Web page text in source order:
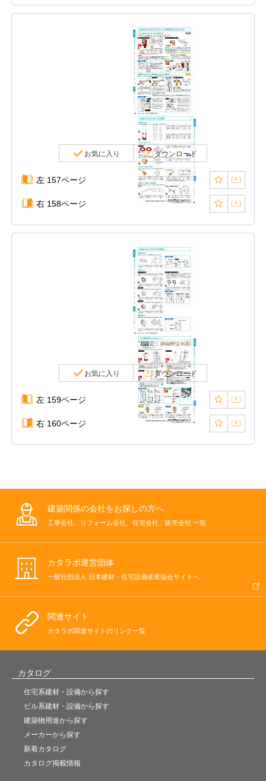
お気に入り ダウンロード
左 157ページ
右 158ページ
お気に入り ダウンロード
左 159ページ
右 160ページ
建築関係の会社をお探しの方へ
工事会社、リフォーム会社、住宅会社、販売会社 一覧
カタラボ運営団体
一般社団法人 日本建材・住宅設備産業協会サイトへ
関連サイト
カタラボ関連サイトのリンク一覧
カタログ
住宅系建材・設備から探す
ビル系建材・設備から探す
建築物用途から探す
メーカーから探す
新着カタログ
カタログ掲載情報